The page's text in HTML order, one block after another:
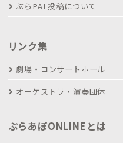
ぶらPAL投稿について
リンク集
劇場・コンサートホール
オーケストラ・演奏団体
ぶらあぼONLINEとは